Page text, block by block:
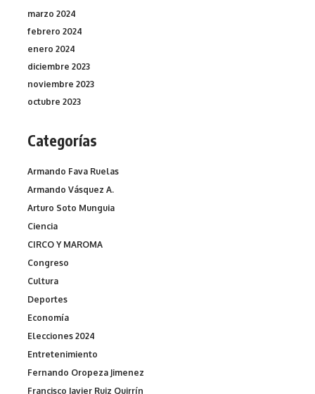
marzo 2024
febrero 2024
enero 2024
diciembre 2023
noviembre 2023
octubre 2023
Categorías
Armando Fava Ruelas
Armando Vásquez A.
Arturo Soto Munguia
Ciencia
CIRCO Y MAROMA
Congreso
Cultura
Deportes
Economía
Elecciones 2024
Entretenimiento
Fernando Oropeza Jimenez
Francisco Javier Ruiz Quirrín